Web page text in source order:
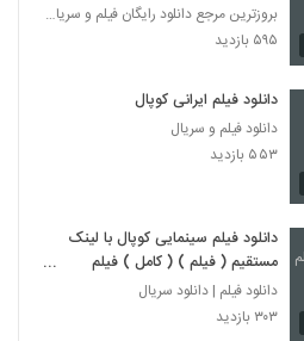
بروزترین مرجع دانلود رایگان فیلم و سریال ایرانی
۵۹۵ بازدید
دانلود فیلم ایرانی کوپال
دانلود فیلم و سریال
۵۵۳ بازدید
دانلود فیلم سینمایی کوپال با لینک
مستقیم ( فیلم ) ( کامل ) فیلم
سینمایی کوپال
دانلود فیلم | دانلود سریال
۳۰۳ بازدید